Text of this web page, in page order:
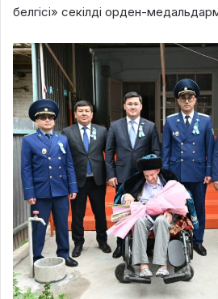
белгісі» секілді орден-